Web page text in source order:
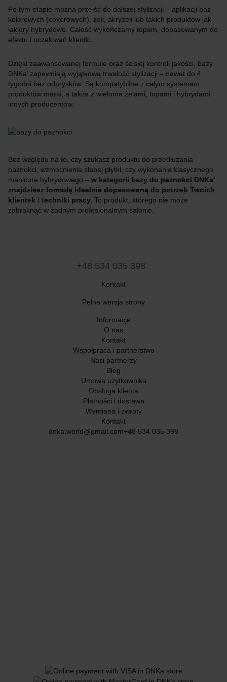
Po tym etapie można przejść do dalszej stylizacji – aplikacji baz
kolorowych (coverowych), żeli, akryżeli lub takich produktów jak
lakiery hybrydowe . Całość wykończamy topem, dopasowanym do
efektu i oczekiwań klientki.
Dzięki zaawansowanej formule oraz ścisłej kontroli jakości, bazy
DNKa’ zapewniają wyjątkową trwałość stylizacji – nawet do 4
tygodni bez odprysków. Są kompatybilne z całym systemem
produktów marki, a także z wieloma żelami, topami i hybrydami
innych producentów.
Bez względu na to, czy szukasz produktu do przedłużania
paznokci, wzmocnienia słabej płytki, czy wykonania klasycznego
manicure hybrydowego – w kategorii bazy do paznokci DNKa’
znajdziesz formułę idealnie dopasowaną do potrzeb Twoich
klientek i techniki pracy. To produkt, którego nie może
zabraknąć w żadnym profesjonalnym salonie.
+48 534 035 398
Kontakt
Pełna wersja strony
Informacje
O nas
Kontakt
Współpraca i partnerstwo
Nasi partnerzy
Blog
Umowa użytkownika
Obsługa klienta
Płatności i dostawa
Wymiana i zwroty
Kontakt
dnka.world@gmail.com+48 534 035 398